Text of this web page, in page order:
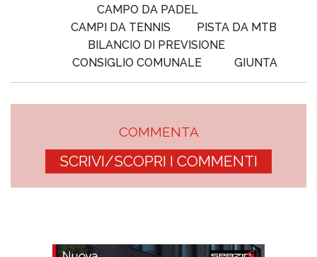
CAMPO DA PADEL
CAMPI DA TENNIS
PISTA DA MTB
BILANCIO DI PREVISIONE
CONSIGLIO COMUNALE
GIUNTA
COMMENTA
SCRIVI/SCOPRI I COMMENTI